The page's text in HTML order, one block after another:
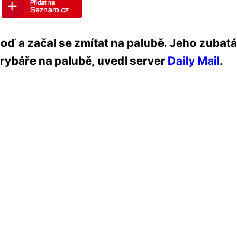
a začal se zmítat na palubě. Jeho zubatá
na palubě, uvedl server Daily Mail.